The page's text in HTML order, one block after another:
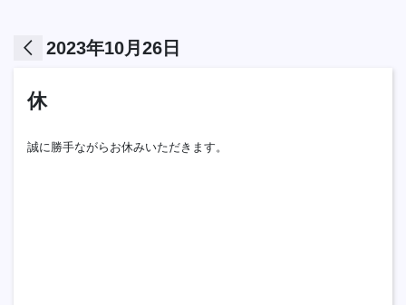
arrow_back_ios 2023年10月26日
休
誠に勝手ながらお休みいただきます。